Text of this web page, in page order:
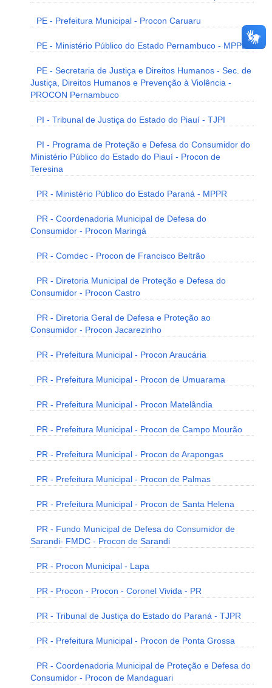
PE - Prefeitura Municipal - Procon Caruaru
PE - Ministério Público do Estado Pernambuco - MPPE
PE - Secretaria de Justiça e Direitos Humanos - Sec. de
Justiça, Direitos Humanos e Prevenção à Violência -
PROCON Pernambuco
PI - Tribunal de Justiça do Estado do Piauí - TJPI
PI - Programa de Proteção e Defesa do Consumidor do
Ministério Público do Estado do Piauí - Procon de
Teresina
PR - Ministério Público do Estado Paraná - MPPR
PR - Coordenadoria Municipal de Defesa do
Consumidor - Procon Maringá
PR - Comdec - Procon de Francisco Beltrão
PR - Diretoria Municipal de Proteção e Defesa do
Consumidor - Procon Castro
PR - Diretoria Geral de Defesa e Proteção ao
Consumidor - Procon Jacarezinho
PR - Prefeitura Municipal - Procon Araucária
PR - Prefeitura Municipal - Procon de Umuarama
PR - Prefeitura Municipal - Procon Matelândia
PR - Prefeitura Municipal - Procon de Campo Mourão
PR - Prefeitura Municipal - Procon de Arapongas
PR - Prefeitura Municipal - Procon de Palmas
PR - Prefeitura Municipal - Procon de Santa Helena
PR - Fundo Municipal de Defesa do Consumidor de
Sarandi- FMDC - Procon de Sarandi
PR - Procon Municipal - Lapa
PR - Procon - Procon - Coronel Vivida - PR
PR - Tribunal de Justiça do Estado do Paraná - TJPR
PR - Prefeitura Municipal - Procon de Ponta Grossa
PR - Coordenadoria Municipal de Proteção e Defesa do
Consumidor - Procon de Mandaguari